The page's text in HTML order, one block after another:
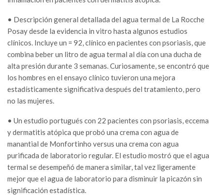
• Descripción general detallada del agua termal de La Rocche
Posay desde la evidencia in vitro hasta algunos estudios
clínicos. Incluye un = 92, clínico en pacientes con psoriasis, que
combina beber un litro de agua termal al día con una ducha de
alta presión durante 3 semanas. Curiosamente, se encontró que
los hombres en el ensayo clínico tuvieron una mejora
estadísticamente significativa después del tratamiento, pero
no las mujeres.
• Un estudio portugués con 22 pacientes con psoriasis, eccema
y dermatitis atópica que probó una crema con agua de
manantial de Monfortinho versus una crema con agua
purificada de laboratorio regular. El estudio mostró que el agua
termal se desempeñó de manera similar, tal vez ligeramente
mejor que el agua de laboratorio para disminuir la picazón sin
significación estadística.